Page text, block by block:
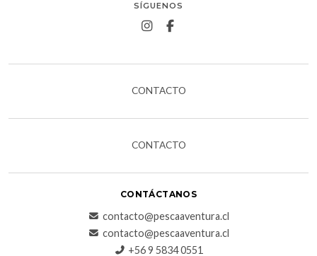
SÍGUENOS
CONTACTO
CONTACTO
CONTÁCTANOS
contacto@pescaaventura.cl
contacto@pescaaventura.cl
+56 9 5834 0551